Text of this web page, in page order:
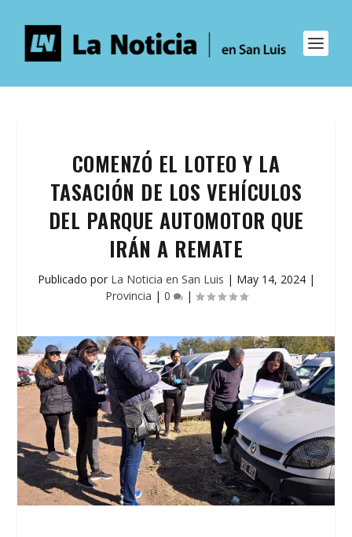
COMENZÓ EL LOTEO Y LA
TASACIÓN DE LOS VEHÍCULOS
DEL PARQUE AUTOMOTOR QUE
IRÁN A REMATE
Publicado por La Noticia en San Luis | May 14, 2024|
Provincia | 0 |